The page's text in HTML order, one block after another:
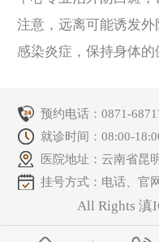
注意，远离可能诱发
感染炎症，保持身体的
预约电话：0871-
就诊时间：08:00-
医院地址：云南省昆
挂号方式：电话、官
All Rights 滇